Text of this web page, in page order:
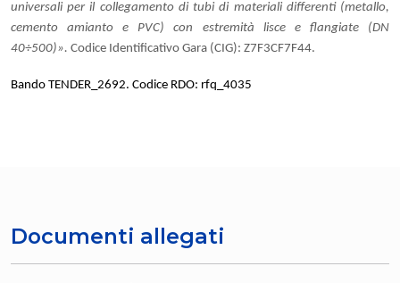
universali per il collegamento di tubi di materiali differenti (metallo,
cemento amianto e PVC) con estremità lisce e flangiate (DN
40÷500)». Codice Identificativo Gara (CIG): Z7F3CF7F44.
Bando TENDER_2692. Codice RDO: rfq_4035
Documenti allegati